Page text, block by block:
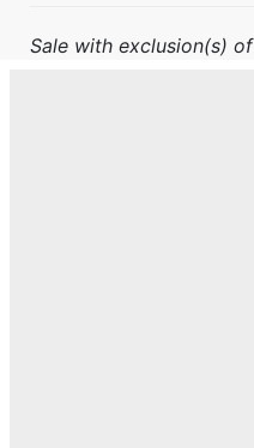
Sale with exclusion(s)